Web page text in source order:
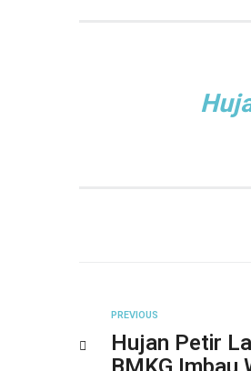
PREVIOUS
Hujan Petir